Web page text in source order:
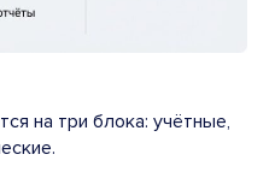
на три блока: учётные,